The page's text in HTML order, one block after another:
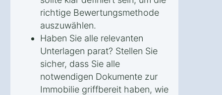
richtige Bewertungsmethode
auszuwählen.
Haben Sie alle relevanten
Unterlagen parat? Stellen Sie
sicher, dass Sie alle
notwendigen Dokumente zur
Immobilie griffbereit haben, wie